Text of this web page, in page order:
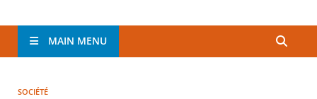
TVM
MAIN MENU
SOCIÉTÉ